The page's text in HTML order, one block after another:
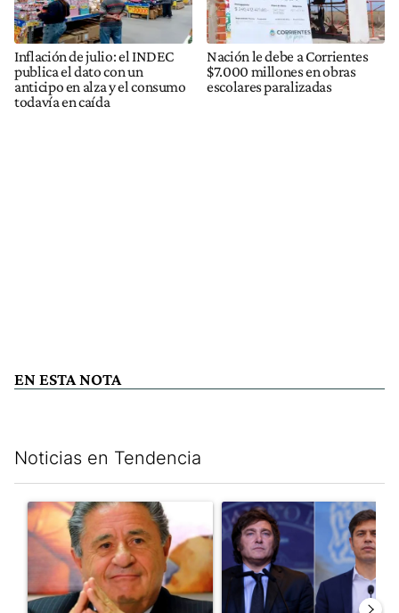
Inflación de julio: el INDEC
publica el dato con un
anticipo en alza y el consumo
todavía en caída
Nación le debe a Corrientes
$7.000 millones en obras
escolares paralizadas
EN ESTA NOTA
Noticias en Tendencia
Un artículo de tendencia con el título "Vacunatorio VIP: piden
Un artículo de tendencia con